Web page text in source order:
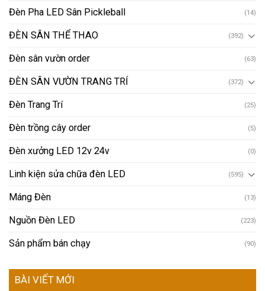
Đèn Pha LED Sân Pickleball (14)
ĐÈN SÂN THỂ THAO (392)
Đèn sân vườn order (63)
ĐÈN SÂN VƯỜN TRANG TRÍ (372)
Đèn Trang Trí (25)
Đèn trồng cây order (5)
Đèn xưởng LED 12v 24v (0)
Linh kiện sửa chữa đèn LED (595)
Máng Đèn (13)
Nguồn Đèn LED (223)
Sản phẩm bán chạy (90)
BÀI VIẾT MỚI